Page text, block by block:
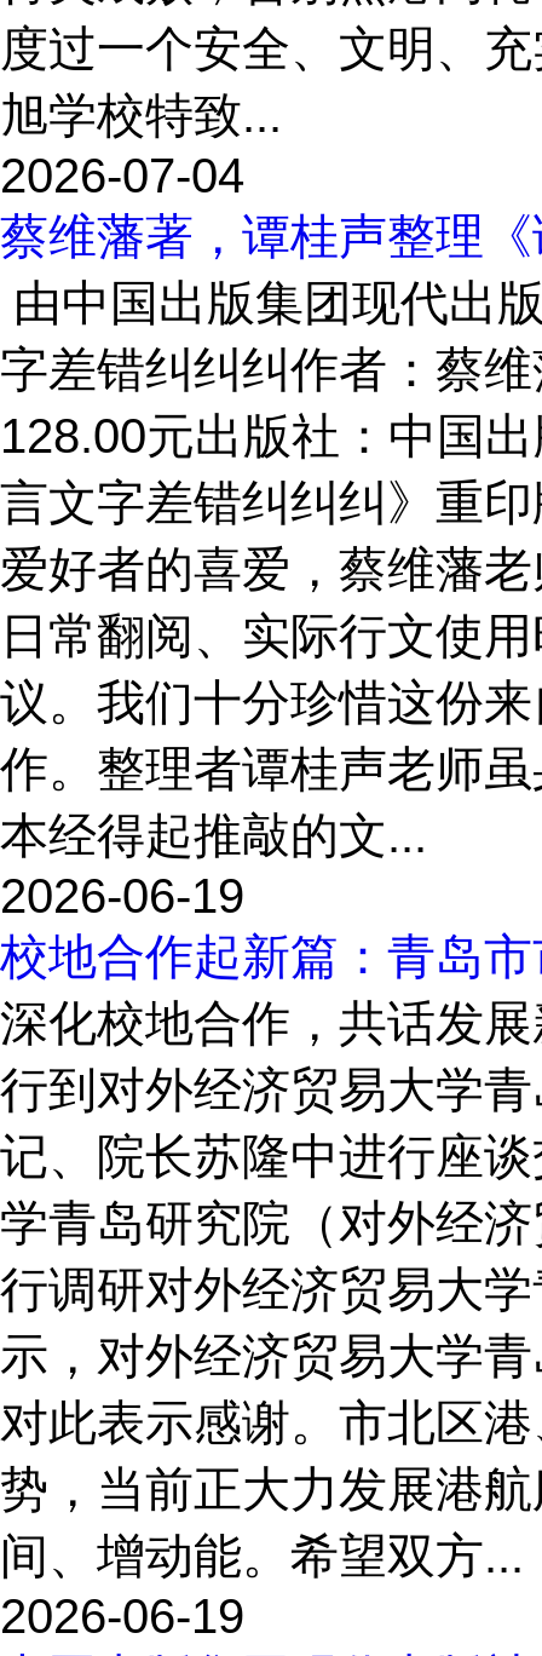
度过一个安全、文明、
旭学校特致...
2026-07-04
蔡维藩著，谭桂声整理
由中国出版集团现代出
字差错纠纠纠作者：蔡
128.00元出版社：中国
言文字差错纠纠纠》重
爱好者的喜爱，蔡维藩
日常翻阅、实际行文使
议。我们十分珍惜这份
作。整理者谭桂声老师
本经得起推敲的文...
2026-06-19
校地合作起新篇：青岛
深化校地合作，共话发
行到对外经济贸易大学
记、院长苏隆中进行座
学青岛研究院（对外经
行调研对外经济贸易大
示，对外经济贸易大学
对此表示感谢。市北区
势，当前正大力发展港
间、增动能。希望双方...
2026-06-19